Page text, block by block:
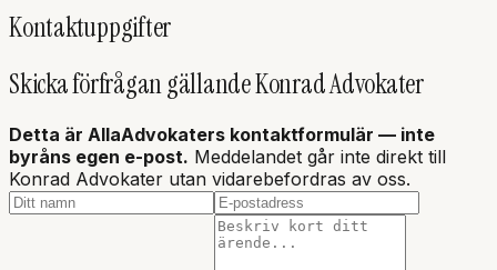
Kontaktuppgifter
Skicka förfrågan gällandeKonrad Advokater
Detta är AllaAdvokaters kontaktformulär — inte
byråns egen e-post. Meddelandet går inte direkt till
Konrad Advokater utan vidarebefordras av oss.